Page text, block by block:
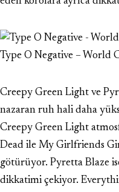
Type O Negative – World
Creepy Green Light ve
nazaran ruh hali daha
Creepy Green Light
Dead ile My Girlfriends
götürüyor. Pyretta Blaze
dikkatimi çekiyor.